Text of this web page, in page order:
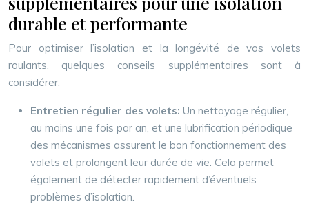
durable et performante
Pour optimiser l’isolation et la longévité de vos volets
roulants, quelques conseils supplémentaires sont à
considérer.
Entretien régulier des volets: Un nettoyage régulier,
au moins une fois par an, et une lubrification périodique
des mécanismes assurent le bon fonctionnement des
volets et prolongent leur durée de vie. Cela permet
également de détecter rapidement d’éventuels
problèmes d’isolation.